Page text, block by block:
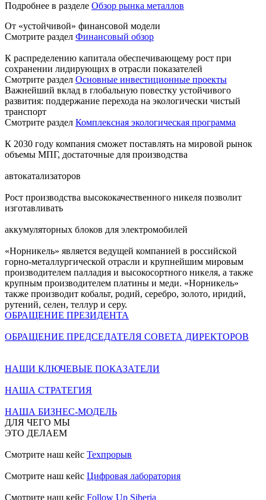
Подробнее в разделе Обзор рынка металлов
От «устойчивой» финансовой модели
Смотрите раздел Финансовый обзор
К распределению капитала обеспечивающему рост при
сохранении лидирующих в отрасли показателей
Смотрите раздел Основные инвестиционные проекты
Важнейший вклад в глобальную повестку устойчивого
развития: поддержание перехода на экологически чистый
транспорт
Смотрите раздел Комплексная экологическая программа
К 2030 году компания сможет поставлять на мировой рынок
объемы МПГ, достаточные для производства
автокатализаторов
Рост производства высококачественного никеля позволит
изготавливать
аккумуляторных блоков для электромобилей
«Норникель» является ведущей компанией в российской
горно-металлургической отрасли и крупнейшим мировым
производителем палладия и высокосортного никеля, а также
крупным производителем платины и меди. «Норникель»
также производит кобальт, родий, серебро, золото, иридий,
рутений, селен, теллур и серу.
ОБРАЩЕНИЕ ПРЕЗИДЕНТА
ОБРАЩЕНИЕ ПРЕДСЕДАТЕЛЯ СОВЕТА ДИРЕКТОРОВ
НАШИ КЛЮЧЕВЫЕ ПОКАЗАТЕЛИ
НАША СТРАТЕГИЯ
НАША БИЗНЕС-МОДЕЛЬ
ДЛЯ ЧЕГО МЫ
ЭТО ДЕЛАЕМ
Смотрите наш кейс Техпрорыв
Смотрите наш кейс Цифровая лаборатория
Смотрите наш кейс Follow Up Siberia